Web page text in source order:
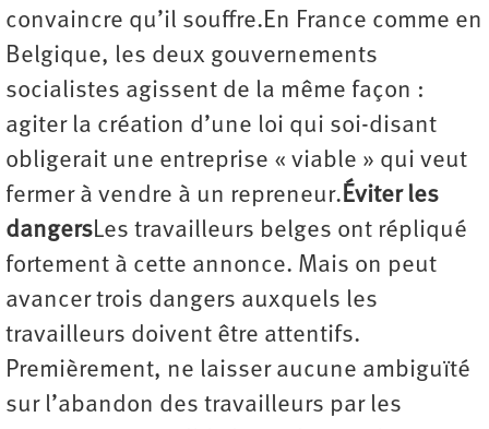
convaincre qu’il souffre.En France comme en
Belgique, les deux gouvernements
socialistes agissent de la même façon :
agiter la création d’une loi qui soi-disant
obligerait une entreprise « viable » qui veut
fermer à vendre à un repreneur. Éviter les
dangersLes travailleurs belges ont répliqué
fortement à cette annonce. Mais on peut
avancer trois dangers auxquels les
travailleurs doivent être attentifs.
Premièrement, ne laisser aucune ambiguïté
sur l’abandon des travailleurs par les